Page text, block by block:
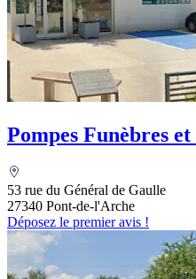
Pompes Funèbres
53 rue du Général de Gaulle
27340 Pont-de-l'Arche
Déposez le premier avis !